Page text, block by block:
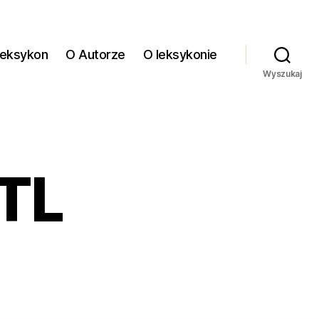
O Autorze O leksykonie
Wyszukaj